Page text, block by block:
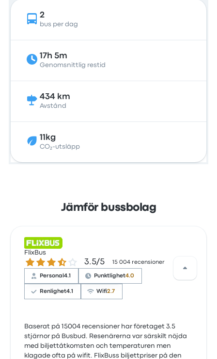
2
bus per dag
17h 5m
Genomsnittlig restid
434 km
Avstånd
11kg
CO₂-utsläpp
Jämför bussbolag
FlixBus
3.5 ur 5 stjärnor 3.5/5 15 004 recensioner
Personal4.1 Punktlighet4.0
Renlighet4.1 Wifi2.7
Baserat på 15004 recensioner har företaget 3.5
stjärnor på Busbud. Resenärerna var särskilt nöjda
med biljettåtkomsten och temperaturen men
klagade ofta på wifit. FlixBuss biljettpriser på den